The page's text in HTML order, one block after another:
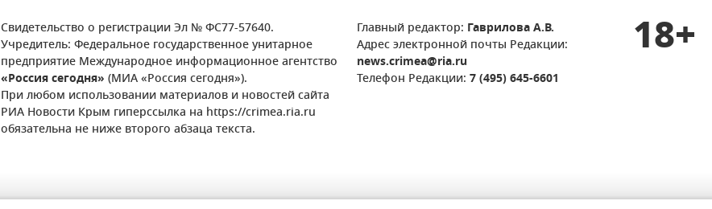
Свидетельство о регистрации Эл № ФС77-57640.
Учредитель: Федеральное государственное унитарное
предприятие Международное информационное агентство
«Россия сегодня» (МИА «Россия сегодня»).
При любом использовании материалов и новостей сайта
РИА Новости Крым гиперссылка на https://crimea.ria.ru
обязательна не ниже второго абзаца текста.
Главный редактор: Гаврилова А.В.
Адрес электронной почты Редакции:
news.crimea@ria.ru
Телефон Редакции: 7 (495) 645-6601
18+